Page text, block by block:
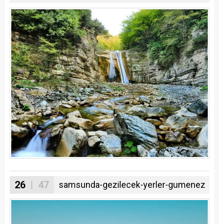
26 | 47 samsunda-gezilecek-yerler-gumenez